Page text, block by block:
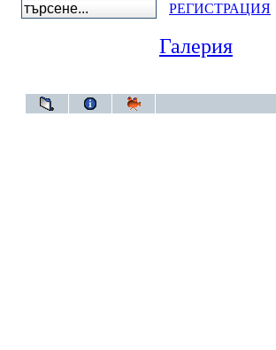
РЕГИСТРАЦИЯ
Галерия